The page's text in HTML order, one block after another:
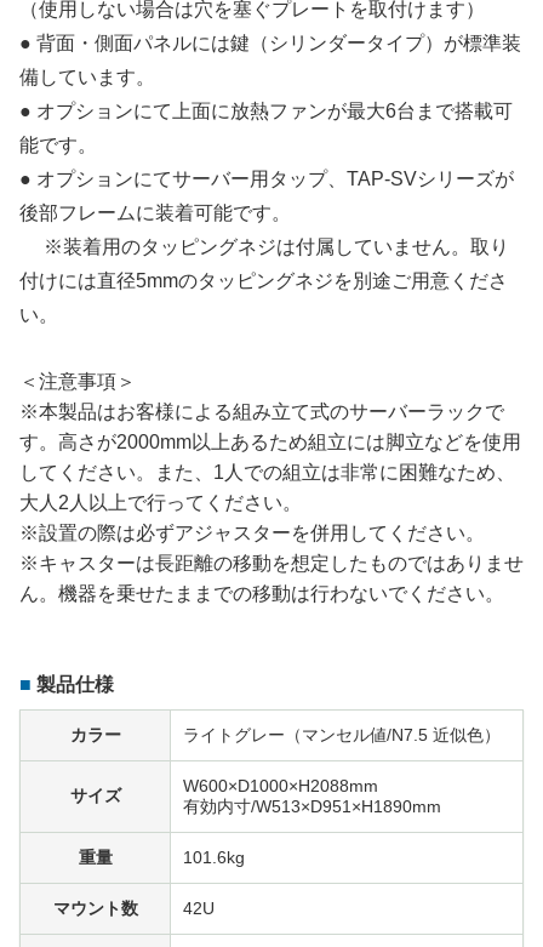
（使用しない場合は穴を塞ぐプレートを取付けます）
● 背面・側面パネルには鍵（シリンダータイプ）が標準装
備しています。
● オプションにて上面に放熱ファンが最大6台まで搭載可
能です。
● オプションにてサーバー用タップ、TAP-SVシリーズが
後部フレームに装着可能です。
※装着用のタッピングネジは付属していません。取り
付けには直径5mmのタッピングネジを別途ご用意くださ
い。
＜注意事項＞
※本製品はお客様による組み立て式のサーバーラックで
す。高さが2000mm以上あるため組立には脚立などを使用
してください。また、1人での組立は非常に困難なため、
大人2人以上で行ってください。
※設置の際は必ずアジャスターを併用してください。
※キャスターは長距離の移動を想定したものではありませ
ん。機器を乗せたままでの移動は行わないでください。
製品仕様
カラー ライトグレー（マンセル値/N7.5 近似色）
サイズ
W600×D1000×H2088mm
有効内寸/W513×D951×H1890mm
重量 101.6kg
マウント数 42U